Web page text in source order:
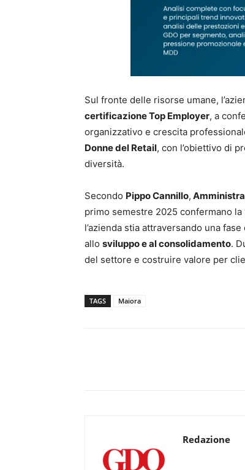
Sul fronte delle risorse umane,
certificazione Top Employer, a
organizzativo e crescita
Donne del Retail, con l’obiettivo di
diversità.
Secondo Pippo Cannillo,
primo semestre 2025 confermano
l’azienda stia attraversando una fase
allo sviluppo e al consolidamento.
del settore e costruire valore per
TAGS Maiora
Redazione